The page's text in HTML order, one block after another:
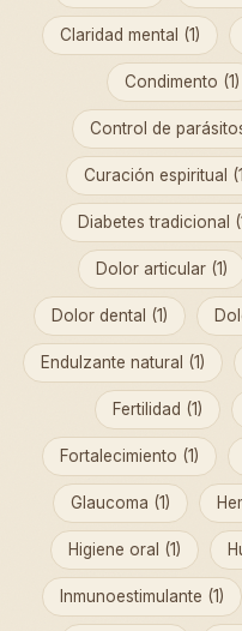
Claridad mental (1)
Condimento (1)
Control de
Curación espiritual
Diabetes tradicional
Dolor articular (1)
Dolor dental (1)
Endulzante natural (1)
Fertilidad (1)
Fortalecimiento (1)
Glaucoma (1)
Higiene oral (1)
Inmunoestimulante (1)